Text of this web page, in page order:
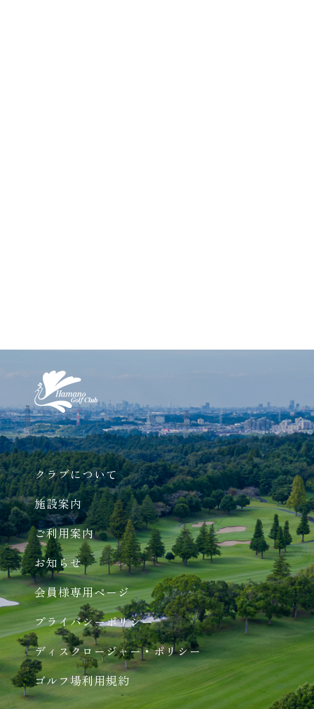
クラブについて
施設案内
ご利用案内
お知らせ
会員様専用ページ
プライバシーポリシー
ディスクロージャー・ポリシー
ゴルフ場利用規約